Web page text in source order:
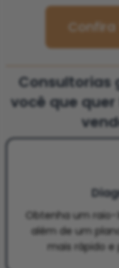
Confira
Consultorias
você que
Obtenha um
além de um
mais rápido e